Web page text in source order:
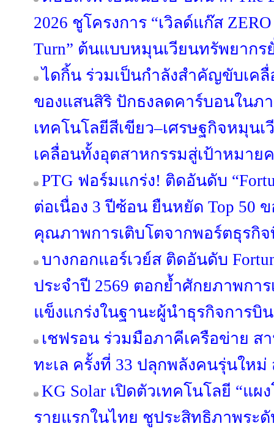
2026 ชูโครงการ “เวิลด์แก๊ส
Turn” ต้นแบบหมุนเวียนทรัพยากร
ไดกิ้น ร่วมเป็นกำลังสำคัญขับเคลื่
ของแสนสิริ ปักธงลดคาร์บอนในภ
เทคโนโลยีสีเขียว–เศรษฐกิจหมุน
เคลื่อนทั้งอุตสาหกรรมสู่เป้าหมาย
PTG ฟอร์มแกร่ง! ติดอันดับ
ต่อเนื่อง 3 ปีซ้อน ยืนหยัด Top 50
คุณภาพการเติบโตจากพอร์ตธุรกิ
บางกอกแอร์เวย์ส ติดอันดับ
ประจำปี 2569 ตอกย้ำศักยภาพกา
แข็งแกร่งในฐานะผู้นำธุรกิจการบิ
เชฟรอน ร่วมมือภาคีเครือข่าย ส
ทะเล ครั้งที่ 33 ปลุกพลังคนรุ่นใหม่
KG Solar เปิดตัวเทคโนโลยี “แผ
รายแรกในไทย ชูประสิทธิภาพระ